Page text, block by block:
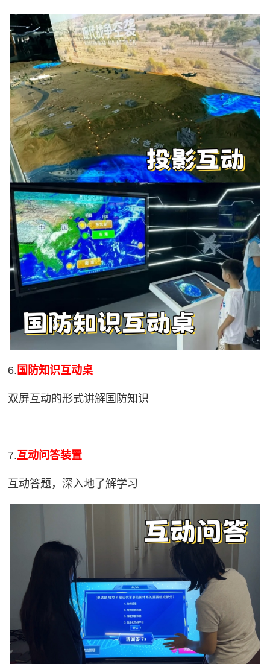
6. 国防知识互动桌
双屏互动的形式讲解国防知识
7.互动问答装置
互动答题，深入地了解学习